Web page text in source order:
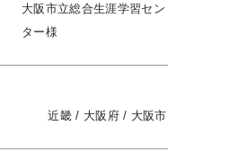
大阪市立総合生涯学習セン
ター様
近畿 / 大阪府 / 大阪市